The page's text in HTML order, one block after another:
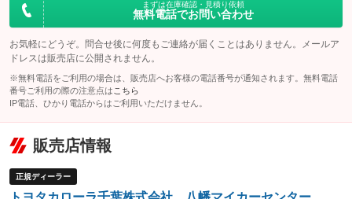
まずは在庫確認・見積り依頼
無料電話でお問い合わせ
お気軽にどうぞ。問合せ後に何度もご連絡が届くことはありません。メールア
ドレスは販売店に公開されません。
※無料電話をご利用の場合は、販売店へお客様の電話番号が通知されます。無料電話
番号ご利用の際の注意点は こちら
IP電話、ひかり電話からはご利用いただけません。
販売店情報
正規ディーラー